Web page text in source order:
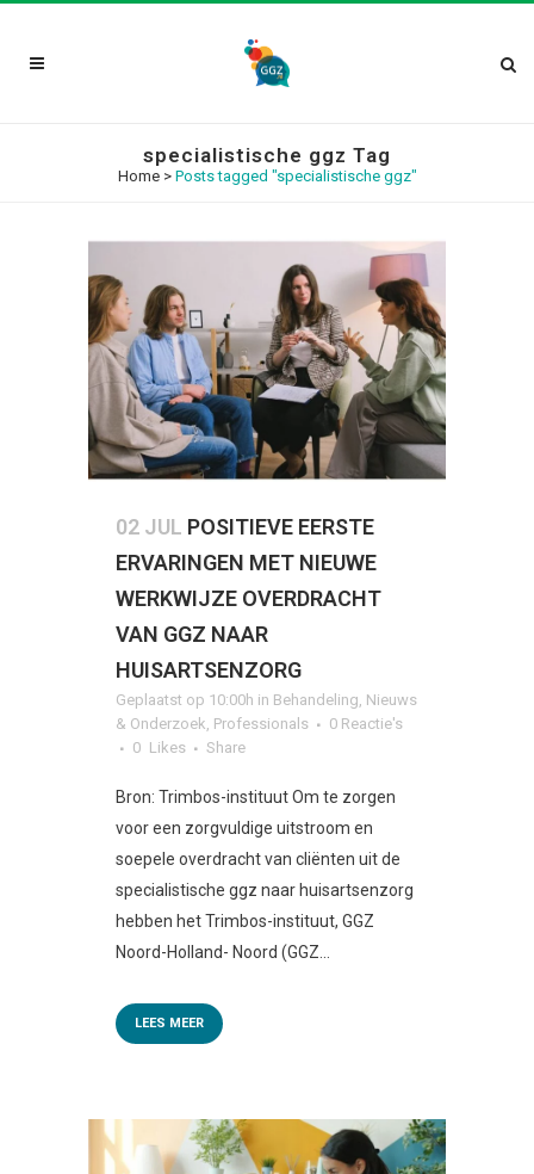
specialistische ggz Tag
Home> Posts tagged "specialistische ggz"
02 JUL POSITIEVE EERSTE
ERVARINGEN MET NIEUWE
WERKWIJZE OVERDRACHT
VAN GGZ NAAR
HUISARTSENZORG
Geplaatst op 10:00h in Behandeling, Nieuws
& Onderzoek, Professionals
0 Reactie's
0 Likes Share
Bron: Trimbos-instituut Om te zorgen
voor een zorgvuldige uitstroom en
soepele overdracht van cliënten uit de
specialistische ggz naar huisartsenzorg
hebben het Trimbos-instituut, GGZ
Noord-Holland- Noord (GGZ...
LEES MEER